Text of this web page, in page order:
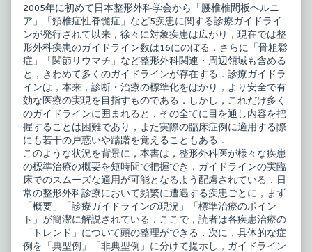
た
め
の
ガ
イ
ド
イ
ン
活
用
術
published
on
整
形
外
科
診
療
の
め
の
ガ
イ
ド
ラ
イ
ン
活
用
術,
2005年に初めて日本整形外科学会から「腰椎椎間板ヘルニ
ア」「頸椎症性脊髄症」など5疾患に関する診療ガイドライ
ンが発行されて以来，徐々に対象疾患は広がり，現在では整
形外科疾患のガイドライン数は16にのぼる．さらに「骨粗鬆
症」「関節リウマチ」など整形外科関連・周辺領域も含める
と，きわめて多くのガイドラインが存在する．診療ガイドラ
インは，本来，診断・治療の標準化をはかり，より安全で有
効な医療の実現を目指すものである．しかし，これだけ多く
のガイドラインに囲まれると，その全てに目を通し内容を把
握することは困難であり，また実際の臨床症例に適用する際
にも若干の戸惑いや躊躇を覚えることもある．
このような状況を背景に，本書は，整形外科医が様々な疾患
の標準治療の概要を短時間で把握でき，ガイドラインの実臨
床でのスムーズな適用が可能となるよう配慮されている．日
常の整形外科診療において頻繁に遭遇する疾患ごとに，まず
「概要」「診療ガイドラインの現況」「標準治療のポイン
ト」が簡潔に解説されている．ここで，読者は各疾患治療の
「トレンド」について頭の整理ができる．次に，具体的な症
例を「典型例」「非典型例」に分けて提示し，ガイドライン